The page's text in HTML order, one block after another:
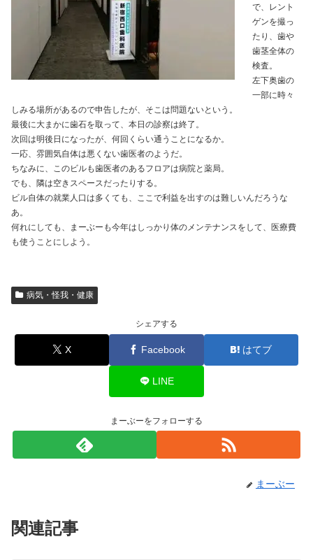
で、レント
ゲンを撮っ
たり、歯や
歯茎全体の
検査。
左下奥歯の
一部に時々
しみる場所があるので申告したが、そこは問題ないという。
最後に大まかに歯石を取って、本日の診察は終了。
次回は明後日になったが、何回くらい通うことになるか。
一応、雰囲気自体は悪くない歯医者のようだ。
ちなみに、このビルも歯医者のあるフロアは病院と薬局。
でも、隣は空きスペースだったりする。
ビル自体の就業人口は多くても、ここで利益を出すのは難しいんだろうな
あ。
何れにしても、まーぶーも今年はしっかり体のメンテナンスをして、医療費
も使うことにしよう。
病気・怪我・健康
シェアする
X Facebook はてブ
LINE
まーぶーをフォローする
まーぶー
関連記事